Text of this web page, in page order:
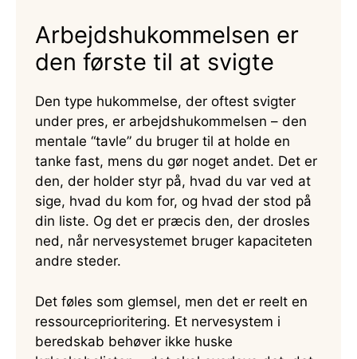
Arbejdshukommelsen er
den første til at svigte
Den type hukommelse, der oftest svigter
under pres, er arbejdshukommelsen – den
mentale “tavle” du bruger til at holde en
tanke fast, mens du gør noget andet. Det er
den, der holder styr på, hvad du var ved at
sige, hvad du kom for, og hvad der stod på
din liste. Og det er præcis den, der drosles
ned, når nervesystemet bruger kapaciteten
andre steder.
Det føles som glemsel, men det er reelt en
ressourceprioritering. Et nervesystem i
beredskab behøver ikke huske